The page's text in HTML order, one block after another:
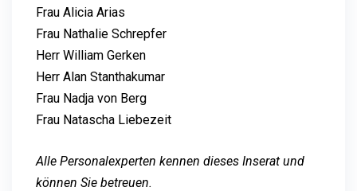
Frau Alicia Arias
Frau Nathalie Schrepfer
Herr William Gerken
Herr Alan Stanthakumar
Frau Nadja von Berg
Frau Natascha Liebezeit
Alle Personalexperten kennen dieses Inserat und
können Sie betreuen.